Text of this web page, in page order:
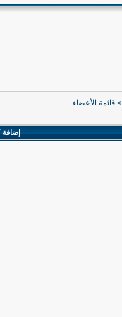
> قائمة الأعضاء
إضافة